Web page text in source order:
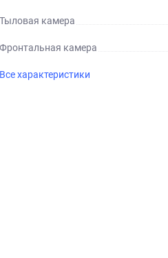
Тыловая камера
Фронтальная камера
Все характеристики